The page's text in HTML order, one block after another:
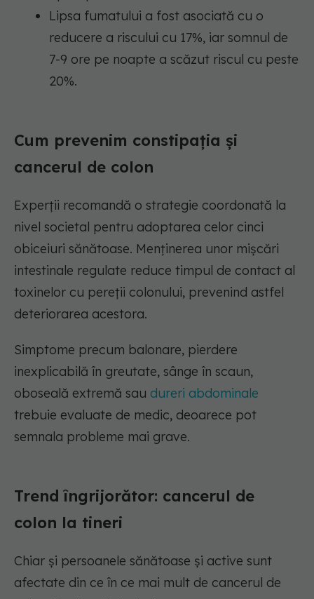
Lipsa fumatului a fost asociată cu o
reducere a riscului cu 17%, iar somnul de
7-9 ore pe noapte a scăzut riscul cu peste
20%.
Cum prevenim constipația și
cancerul de colon
Experții recomandă o strategie coordonată la
nivel societal pentru adoptarea celor cinci
obiceiuri sănătoase. Menținerea unor mișcări
intestinale regulate reduce timpul de contact al
toxinelor cu pereții colonului, prevenind astfel
deteriorarea acestora.
Simptome precum balonare, pierdere
inexplicabilă în greutate, sânge în scaun,
oboseală extremă sau dureri abdominale
trebuie evaluate de medic, deoarece pot
semnala probleme mai grave.
Trend îngrijorător: cancerul de
colon la tineri
Chiar și persoanele sănătoase și active sunt
afectate din ce în ce mai mult de cancerul de